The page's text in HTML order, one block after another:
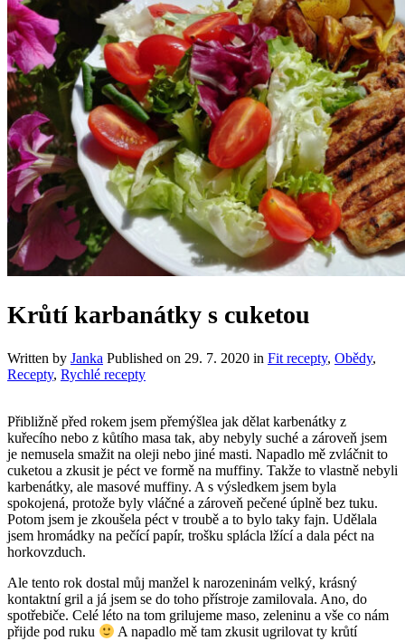
Krůtí karbanátky s cuketou
Written by Janka Published on 29. 7. 2020 in Fit recepty, Obědy,
Recepty, Rychlé recepty
Přibližně před rokem jsem přemýšlea jak dělat karbenátky z
kuřecího nebo z kůtího masa tak, aby nebyly suché a zároveň jsem
je nemusela smažit na oleji nebo jiné masti. Napadlo mě zvláčnit to
cuketou a zkusit je péct ve formě na muffiny. Takže to vlastně nebyli
karbenátky, ale masové muffiny. A s výsledkem jsem byla
spokojená, protože byly vláčné a zároveň pečené úplně bez tuku.
Potom jsem je zkoušela péct v troubě a to bylo taky fajn. Udělala
jsem hromádky na pečící papír, trošku splácla lžící a dala péct na
horkovzduch.
Ale tento rok dostal můj manžel k narozeninám velký, krásný
kontaktní gril a já jsem se do toho přístroje zamilovala. Ano, do
spotřebiče. Celé léto na tom grilujeme maso, zeleninu a vše co nám
přijde pod ruku
A napadlo mě tam zkusit ugrilovat ty krůtí